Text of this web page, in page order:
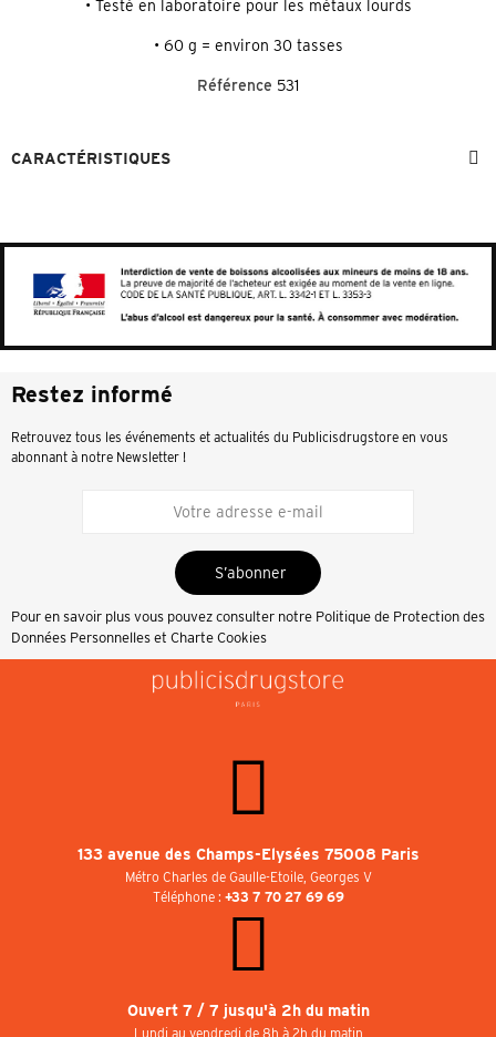
• Testé en laboratoire pour les métaux lourds
• 60 g = environ 30 tasses
Référence 531
CARACTÉRISTIQUES
Restez informé
Retrouvez tous les événements et actualités du Publicisdrugstore en vous
abonnant à notre Newsletter !
S’abonner
Pour en savoir plus vous pouvez consulter notre Politique de Protection des
Données Personnelles et Charte Cookies
133 avenue des Champs-Elysées 75008 Paris
Métro Charles de Gaulle-Etoile, Georges V
Téléphone : +33 7 70 27 69 69
Ouvert 7 / 7 jusqu'à 2h du matin
Lundi au vendredi de 8h à 2h du matin